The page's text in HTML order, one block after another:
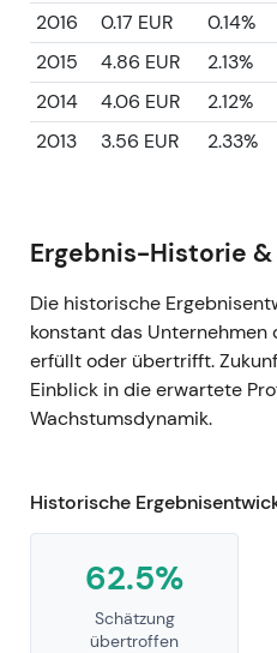
2016
0.17 EUR
0.14%
2015
4.86 EUR
2.13%
2014
4.06 EUR
2.12%
2013
3.56 EUR 2.33%
Ergebnis-Historie
Die historische
konstant das
erfüllt oder übertrifft.
Einblick in die erwartete
Wachstumsdynamik.
Historische
62.5%
Schätzung
übertroffen